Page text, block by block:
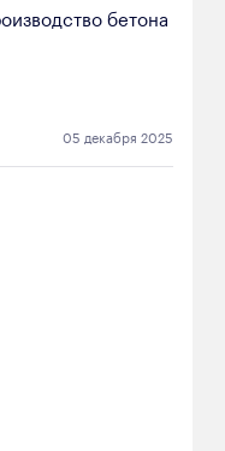
бетона
05 декабря 2025